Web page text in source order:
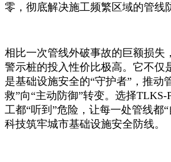
零，彻底解决施工频繁区域的管线
相比一次管线外破事故的巨额损失
警示桩的投入性价比极高。它不仅
是基础设施安全的“守护者”，推动
救”向“主动防御”转变。选择TLKS-
工都“听到”危险，让每一处管线都
科技筑牢城市基础设施安全防线。